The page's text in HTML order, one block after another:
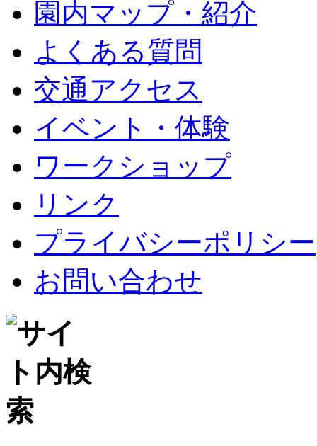
園内マップ・紹介
よくある質問
交通アクセス
イベント・体験
ワークショップ
リンク
プライバシーポリシー
お問い合わせ